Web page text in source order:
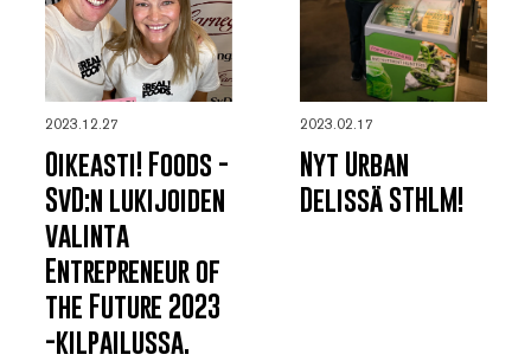
2023.12.27
Oikeasti! Foods -
SvD:n lukijoiden
valinta
Entrepreneur of
the Future 2023
-kilpailussa.
2023.02.17
Nyt Urban
Delissä STHLM!